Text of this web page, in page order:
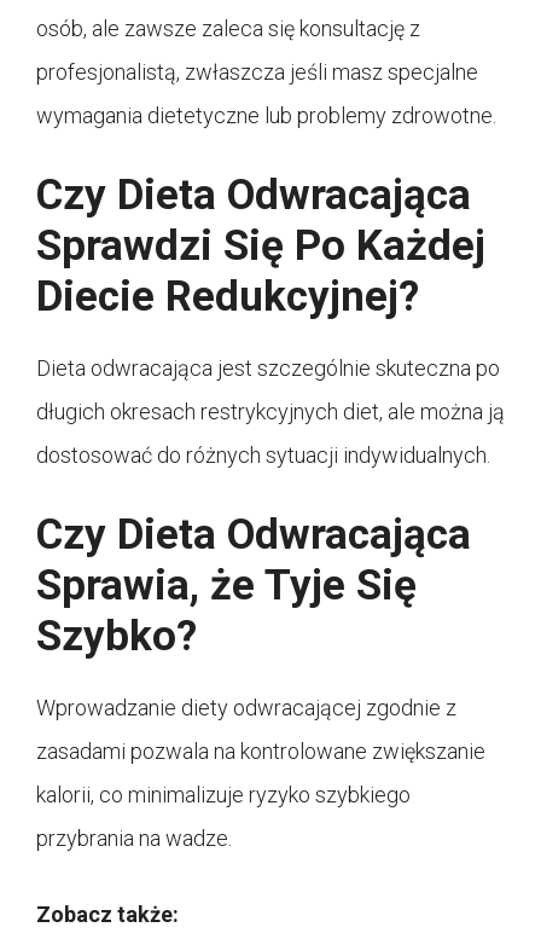
osób, ale zawsze zaleca się konsultację z
profesjonalistą, zwłaszcza jeśli masz specjalne
wymagania dietetyczne lub problemy zdrowotne.
Czy Dieta Odwracająca
Sprawdzi Się Po Każdej
Diecie Redukcyjnej?
Dieta odwracająca jest szczególnie skuteczna po
długich okresach restrykcyjnych diet, ale można ją
dostosować do różnych sytuacji indywidualnych.
Czy Dieta Odwracająca
Sprawia, że Tyje Się
Szybko?
Wprowadzanie diety odwracającej zgodnie z
zasadami pozwala na kontrolowane zwiększanie
kalorii, co minimalizuje ryzyko szybkiego
przybrania na wadze.
Zobacz także: